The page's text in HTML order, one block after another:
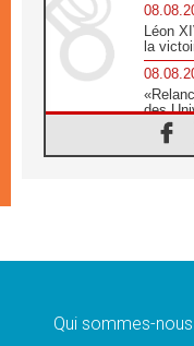
Léon
la
des
Signis
Qui sommes-